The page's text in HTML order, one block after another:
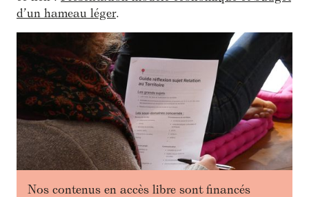
d’un hameau léger.
Nos contenus en accès libre sont financés